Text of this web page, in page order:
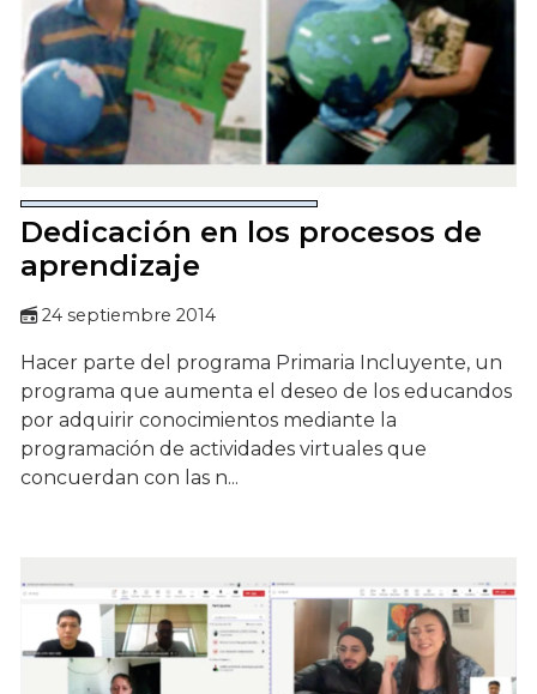
Dedicación en los procesos de
aprendizaje
24 septiembre 2014
Hacer parte del programa Primaria Incluyente, un
programa que aumenta el deseo de los educandos
por adquirir conocimientos mediante la
programación de actividades virtuales que
concuerdan con las n...